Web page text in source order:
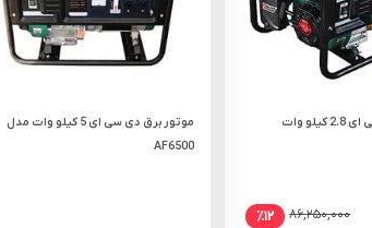
موتور برق دی سی ای 2.8 کیلو وات
۸۶,۲۵۰,۰۰۰ ٪۱۲
موتور برق دی سی ای 5 کیلو وات مدل
AF6500